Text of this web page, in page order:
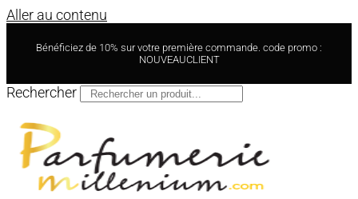
Aller au contenu
Bénéficiez de 10% sur votre première commande. code promo :
NOUVEAUCLIENT
Rechercher